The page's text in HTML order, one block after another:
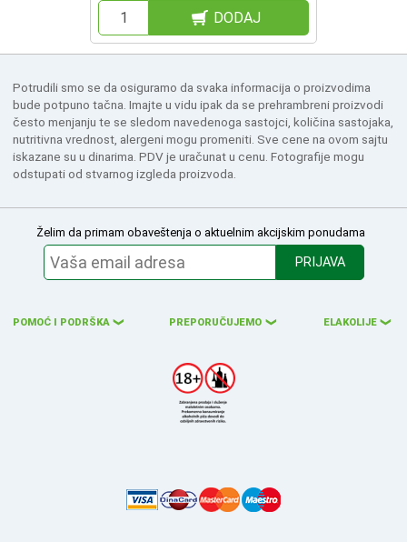
DODAJ
Potrudili smo se da osiguramo da svaka informacija o proizvodima
bude potpuno tačna. Imajte u vidu ipak da se prehrambreni proizvodi
često menjanju te se sledom navedenoga sastojci, količina sastojaka,
nutritivna vrednost, alergeni mogu promeniti. Sve cene na ovom sajtu
iskazane su u dinarima. PDV je uračunat u cenu. Fotografije mogu
odstupati od stvarnog izgleda proizvoda.
Želim da primam obaveštenja o aktuelnim akcijskim ponudama
PRIJAVA
POMOĆ I PODRŠKA ❮ PREPORUČUJEMO ❮ ELAKOLIJE ❮